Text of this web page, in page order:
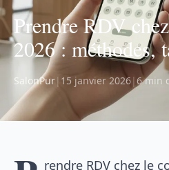
Prendre RDV
2026 : méthodes,
SalonPur| 15 janvier 2026|6 min
rendre RDV chez le